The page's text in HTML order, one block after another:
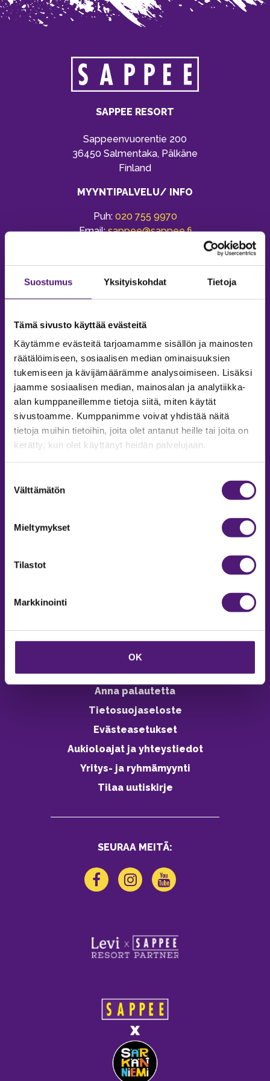
Suostumus Yksityiskohdat Tietoja
Tämä sivusto käyttää evästeitä
Käytämme evästeitä tarjoamamme sisällön ja mainosten
räätälöimiseen, sosiaalisen median ominaisuuksien
tukemiseen ja kävijämäärämme analysoimiseen. Lisäksi
jaamme sosiaalisen median, mainosalan ja analytiikka-
alan kumppaneillemme tietoja siitä, miten käytät
sivustoamme. Kumppanimme voivat yhdistää näitä
tietoja muihin tietoihin, joita olet antanut heille tai joita on
kerätty, kun olet käyttänyt heidän palvelujaan.
valinta
Välttämätön
Mieltymykset
Tilastot
Markkinointi
OK
SAPPEE RESORT
Sappeenvuorentie 200
36450 Salmentaka, Pälkäne
Finland
MYYNTIPALVELU/ INFO
Puh: 020 755 9970
Email:sappee@sappee.fi
MAJOITUS
Tiedustelut & Varaukset
Vastuullisuus
Ympäristöohjelma
Avoimet työpaikat
Anna palautetta
Tietosuojaseloste
Evästeasetukset
Aukioloajat ja yhteystiedot
Yritys- ja ryhmämyynti
Tilaa uutiskirje
SEURAA MEITÄ: